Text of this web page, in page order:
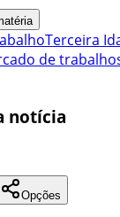
Terceira
de trabalho
notícia
Opções